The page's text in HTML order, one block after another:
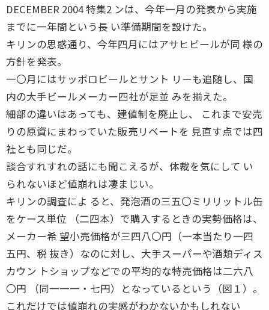
DECEMBER 2004 特集2 ンは、今年一月の発表から実施
までに一年間という長 い準備期間を設けた。
キリンの思惑通り、今年四月にはアサヒビールが同 様の
方針を発表。
一〇月にはサッポロビールとサント リーも追随し、国
内の大手ビールメーカー四社が足並 みを揃えた。
細部の違いはあっても、建値制を廃止し、 これまで安売
りの原資にまわっていた販売リベートを 見直す点では四
社とも同じだ。
談合すれすれの話にも聞こえるが、体裁を気にして い
られないほど値崩れは凄まじい。
キリンの調査によ ると、発泡酒の三五〇ミリリットル缶
をケース単位 （二四本）で購入するときの実勢価格は、
メーカー希 望小売価格が三四八〇円（一本当たり一四
五円、税 抜き）なのに対し、大手スーパーや酒類ディス
カウン トショップなどでの平均的な特売価格は二六八
〇円 （同一一一・七円）となっているという（図１）。
これだけでは値崩れの実感がわかないかもしれない